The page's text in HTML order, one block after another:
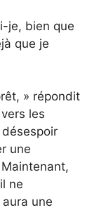
je, bien que
que je
» répondit
les
une
ne
une